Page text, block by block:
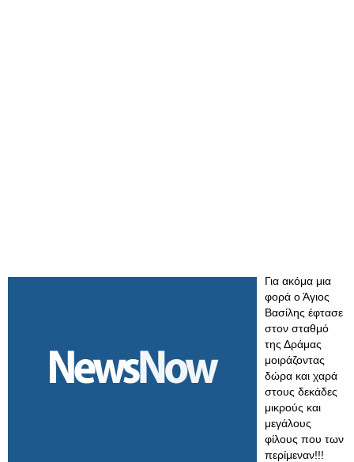
Για ακόμα μια
φορά ο Άγιος
Βασίλης έφτασε
στον σταθμό
της Δράμας
μοιράζοντας
δώρα και χαρά
στους δεκάδες
μικρούς και
μεγάλους
φίλους που των
περίμεναν!!!